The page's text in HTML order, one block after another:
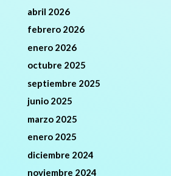
abril 2026
febrero 2026
enero 2026
octubre 2025
septiembre 2025
junio 2025
marzo 2025
enero 2025
diciembre 2024
noviembre 2024